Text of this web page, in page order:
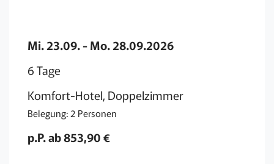
Mi. 23.09. - Mo. 28.09.2026
6 Tage
Komfort-Hotel, Doppelzimmer
Belegung: 2 Personen
p.P. ab 853,90 €